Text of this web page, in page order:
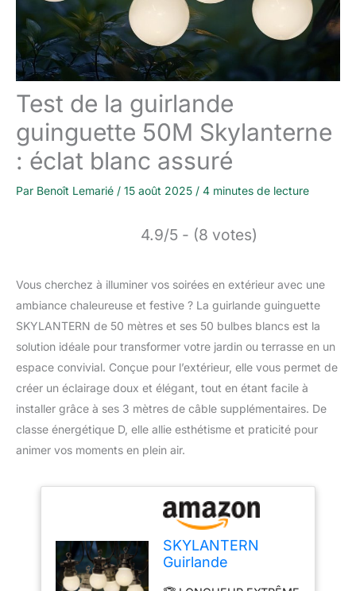
Test de la guirlande
guinguette 50M Skylanterne
: éclat blanc assuré
Par Benoît Lemarié / 15 août 2025 / 4 minutes de lecture
4.9/5 - (8 votes)
Vous cherchez à illuminer vos soirées en extérieur avec une
ambiance chaleureuse et festive ? La guirlande guinguette
SKYLANTERN de 50 mètres et ses 50 bulbes blancs est la
solution idéale pour transformer votre jardin ou terrasse en un
espace convivial. Conçue pour l’extérieur, elle vous permet de
créer un éclairage doux et élégant, tout en étant facile à
installer grâce à ses 3 mètres de câble supplémentaires. De
classe énergétique D, elle allie esthétisme et praticité pour
animer vos moments en plein air.
SKYLANTERN
Guirlande